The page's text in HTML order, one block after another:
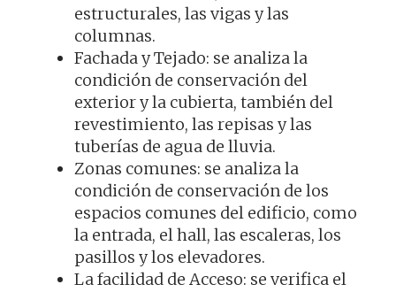
estructurales, las vigas y las
columnas.
Fachada y Tejado: se analiza la
condición de conservación del
exterior y la cubierta, también del
revestimiento, las repisas y las
tuberías de agua de lluvia.
Zonas comunes: se analiza la
condición de conservación de los
espacios comunes del edificio, como
la entrada, el hall, las escaleras, los
pasillos y los elevadores.
La facilidad de Acceso: se verifica el